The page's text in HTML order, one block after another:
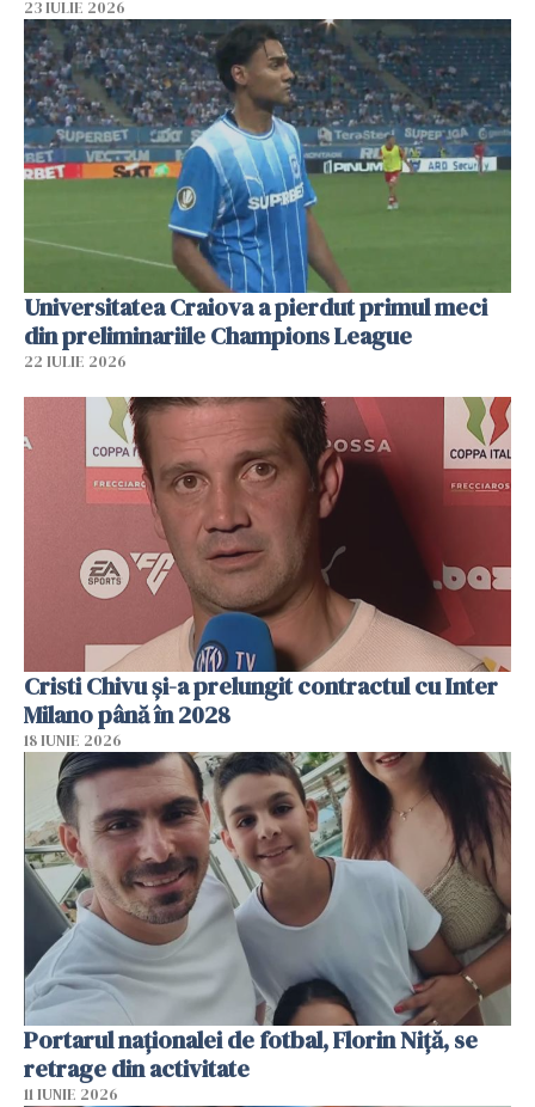
23 IULIE 2026
Universitatea Craiova a pierdut primul meci
din preliminariile Champions League
22 IULIE 2026
Cristi Chivu şi-a prelungit contractul cu Inter
Milano până în 2028
18 IUNIE 2026
Portarul naționalei de fotbal, Florin Niță, se
retrage din activitate
11 IUNIE 2026